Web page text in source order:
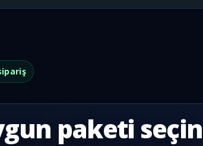
paketi seçin